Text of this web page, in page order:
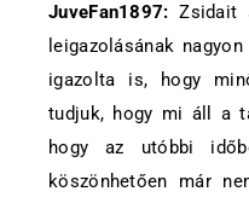
JuveFan1897: Zsidait
leigazolásának
igazolta is, hogy
tudjuk, hogy mi áll a
hogy az utóbbi
köszönhetően már